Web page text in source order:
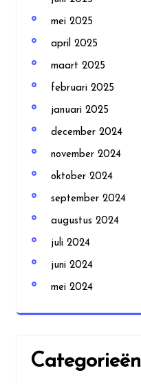
mei 2025
april 2025
maart 2025
februari 2025
januari 2025
december 2024
november 2024
oktober 2024
september 2024
augustus 2024
juli 2024
juni 2024
mei 2024
Categorieën